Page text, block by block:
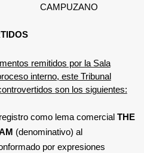
CAMPUZANO
remitidos por la Sala
interno, este Tribunal
son los siguientes:
registro como lema comercial THE
(denominativo) al
por expresiones